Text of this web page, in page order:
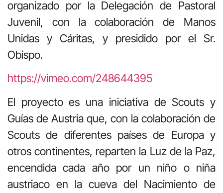
organizado por la Delegación de Pastoral
Juvenil, con la colaboración de Manos
Unidas y Cáritas, y presidido por el Sr.
Obispo.
https://vimeo.com/248644395
El proyecto es una iniciativa de Scouts y
Guías de Austria que, con la colaboración de
Scouts de diferentes países de Europa y
otros continentes, reparten la Luz de la Paz,
encendida cada año por un niño o niña
austriaco en la cueva del Nacimiento de